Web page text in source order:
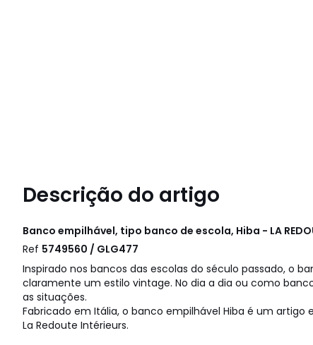
Descrição do artigo
Banco empilhável, tipo banco de escola, Hiba - LA
Ref 5749560 / GLG477
Inspirado nos bancos das escolas do século passado, o
claramente um estilo vintage. No dia a dia ou como
as situações.
Fabricado em Itália, o banco empilhável Hiba é um artigo
La Redoute Intérieurs.